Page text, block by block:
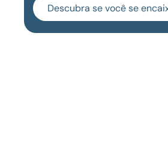
Descubra se você se